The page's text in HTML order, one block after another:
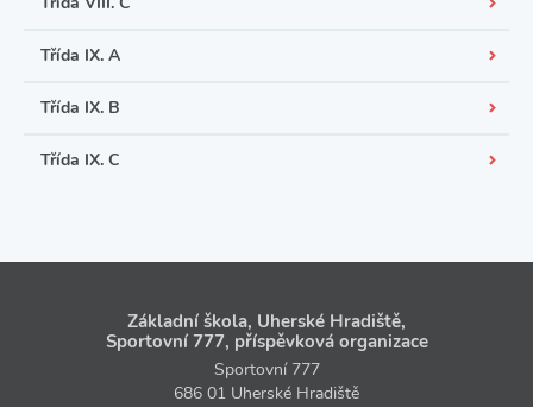
Třída IX. A
Třída IX. B
Třída IX. C
Základní škola, Uherské Hradiště,
Sportovní 777, příspěvková organizace
Sportovní 777
686 01 Uherské Hradiště